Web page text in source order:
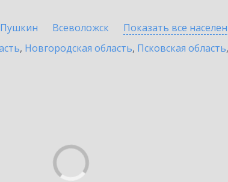
Пушкин Всеволожск Показать все
, Новгородская область, Псковская область,